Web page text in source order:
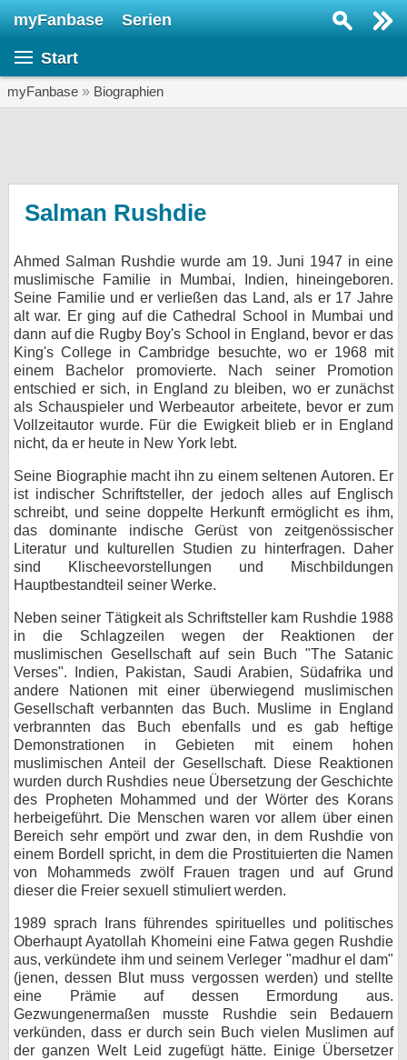
myFanbase Serien
Start
myFanbase » Biographien
Salman Rushdie
Ahmed Salman Rushdie wurde am 19. Juni 1947 in eine
muslimische Familie in Mumbai, Indien, hineingeboren.
Seine Familie und er verließen das Land, als er 17 Jahre
alt war. Er ging auf die Cathedral School in Mumbai und
dann auf die Rugby Boy's School in England, bevor er das
King's College in Cambridge besuchte, wo er 1968 mit
einem Bachelor promovierte. Nach seiner Promotion
entschied er sich, in England zu bleiben, wo er zunächst
als Schauspieler und Werbeautor arbeitete, bevor er zum
Vollzeitautor wurde. Für die Ewigkeit blieb er in England
nicht, da er heute in New York lebt.
Seine Biographie macht ihn zu einem seltenen Autoren. Er
ist indischer Schriftsteller, der jedoch alles auf Englisch
schreibt, und seine doppelte Herkunft ermöglicht es ihm,
das dominante indische Gerüst von zeitgenössischer
Literatur und kulturellen Studien zu hinterfragen. Daher
sind Klischeevorstellungen und Mischbildungen
Hauptbestandteil seiner Werke.
Neben seiner Tätigkeit als Schriftsteller kam Rushdie 1988
in die Schlagzeilen wegen der Reaktionen der
muslimischen Gesellschaft auf sein Buch "The Satanic
Verses". Indien, Pakistan, Saudi Arabien, Südafrika und
andere Nationen mit einer überwiegend muslimischen
Gesellschaft verbannten das Buch. Muslime in England
verbrannten das Buch ebenfalls und es gab heftige
Demonstrationen in Gebieten mit einem hohen
muslimischen Anteil der Gesellschaft. Diese Reaktionen
wurden durch Rushdies neue Übersetzung der Geschichte
des Propheten Mohammed und der Wörter des Korans
herbeigeführt. Die Menschen waren vor allem über einen
Bereich sehr empört und zwar den, in dem Rushdie von
einem Bordell spricht, in dem die Prostituierten die Namen
von Mohammeds zwölf Frauen tragen und auf Grund
dieser die Freier sexuell stimuliert werden.
1989 sprach Irans führendes spirituelles und politisches
Oberhaupt Ayatollah Khomeini eine Fatwa gegen Rushdie
aus, verkündete ihm und seinem Verleger "madhur el dam"
(jenen, dessen Blut muss vergossen werden) und stellte
eine Prämie auf dessen Ermordung aus.
Gezwungenermaßen musste Rushdie sein Bedauern
verkünden, dass er durch sein Buch vielen Muslimen auf
der ganzen Welt Leid zugefügt hätte. Einige Übersetzer
KULTUR
Specials
SERVICE
Gewinnspiele
Forum
bei X
bei Facebook
Kontakt
Nutzungsbedingungen
Datenschutz
Cookie-Einstellungen
Impressum
Desktop-Ansicht
myFanbase